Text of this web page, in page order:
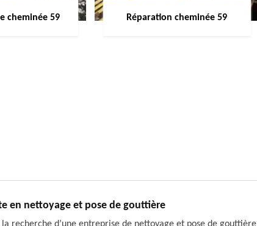
cheminée 59 Réparation cheminée 59
en nettoyage et pose de gouttière